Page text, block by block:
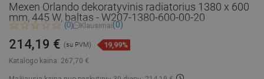
Mexen Orlando dekoratyvinis radiatorius 1380 x 600
mm, 445 W, baltas - W207-1380-600-00-20
(0) Klausimai(0)
Katalogo kaina: 267,70 €
214,19 € (su PVM) 19,99%